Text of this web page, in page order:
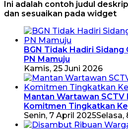
Ini adalah contoh judul
dan sesuaikan pada widget
BGN Tidak Hadiri Sidang
PN Mamuju
Kamis, 25 Juni 2026
Mantan Wartawan SCTV
Komitmen Tingkatkan
Senin, 7 April 2025Selasa,